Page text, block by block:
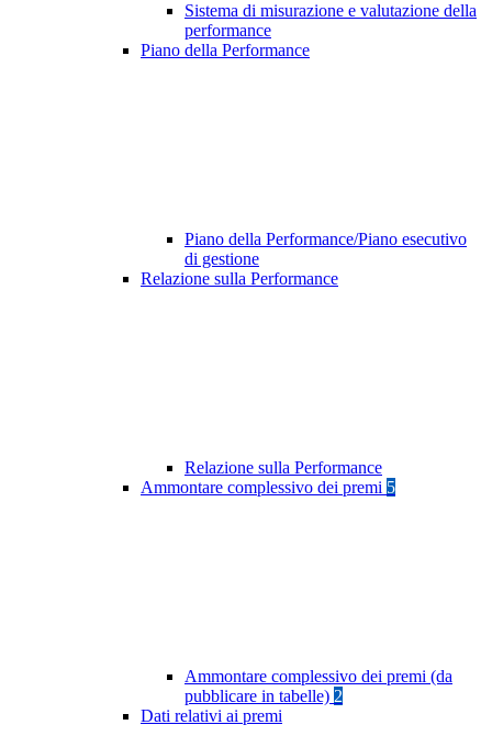
Sistema di misurazione e valutazione della
performance
Piano della Performance
Piano della Performance/Piano esecutivo
di gestione
Relazione sulla Performance
Relazione sulla Performance
Ammontare complessivo dei premi 5
Ammontare complessivo dei premi (da
pubblicare in tabelle) 2
Dati relativi ai premi